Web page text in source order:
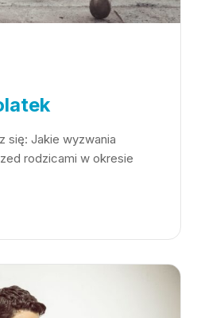
się: Jakie wyzwania
rodzicami w okresie